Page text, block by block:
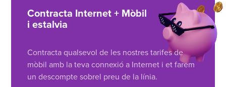
Contracta Internet + Mòbil
i estalvia
Contracta qualsevol de les nostres tarifes de
mòbil amb la teva connexió a Internet i et farem
un descompte sobrel preu de la línia.